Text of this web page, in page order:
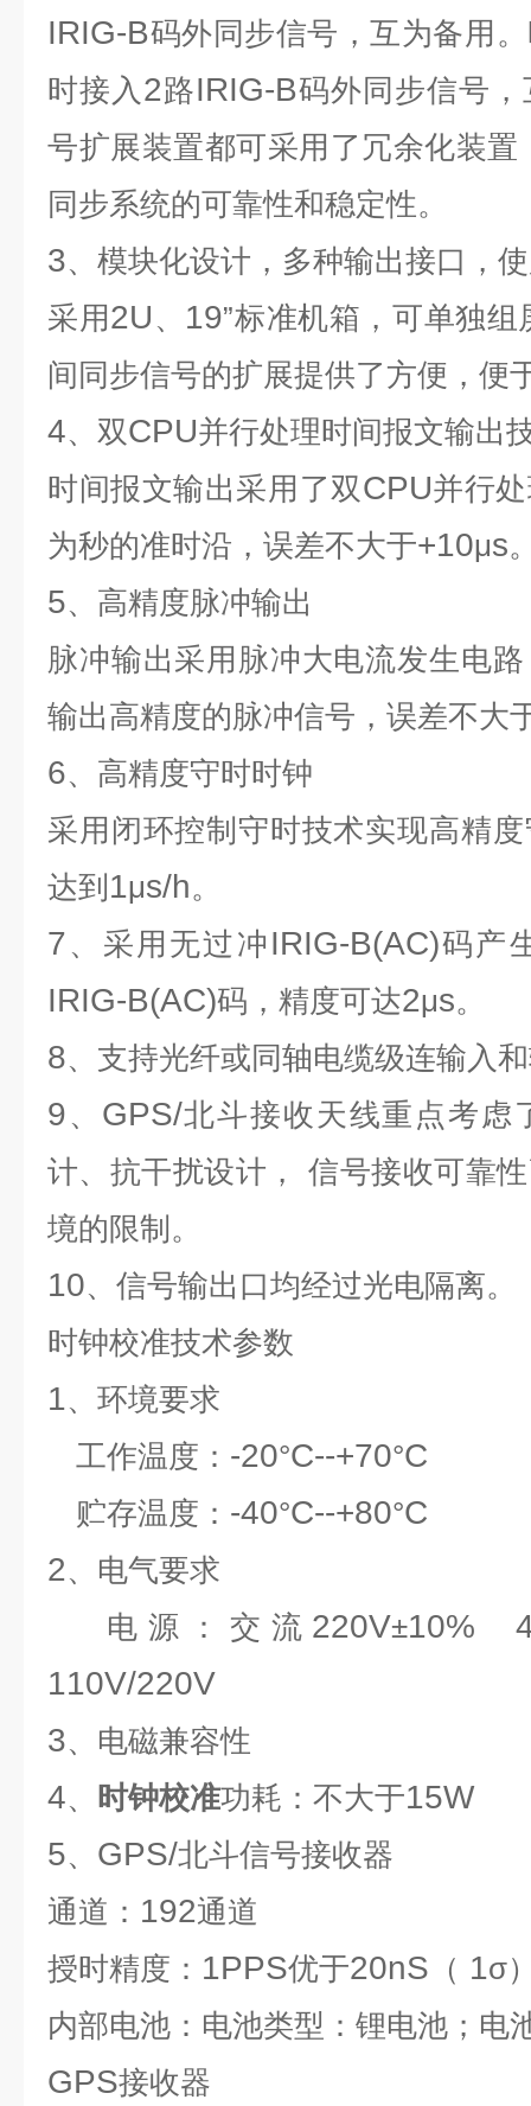
IRIG-B码外同步信号，互为备用
时接入 2路IRIG-B码外同步信号
号扩展装置都可采用了冗余化装置
同步系统的可靠性和稳定性。
3、模块化设计，多种输出接口，
采用2U 、 19”标准机箱，可单独组
间同步信号的扩展提供了方便，便
4、双CPU并行处理时间报文输出
时间报文输出采用了双CPU并行
为秒的准时沿，误差不大于+10μs
5、高精度脉冲输出
脉冲输出采用脉冲大电流发生电
输出高精度的脉冲信号，误差不大
6、高精度守时时钟
采用闭环控制守时技术实现高精
达到 1μs/h。
7 、采用无过冲 IRIG-B(AC)码产
IRIG-B(AC)码，精度可达2μs。
8、支持光纤或同轴电缆级连输入
9 、 GPS/北斗接收天线重点考虑
计、抗干扰设计，
信号接收可靠
境的限制。
10、信号输出口均经过光电隔离。
时钟校准技术参数
1、环境要求
工作温度： -20°C--+70°C
贮存温度： -40°C--+80°C
2、电气要求
电源：交流 220V±10%
110V/220V
3、电磁兼容性
4、 时钟校准功耗：不大于15W
5、 GPS/北斗信号接收器
通道： 192通道
授时精度： 1PPS优于20nS （ 1σ
内部电池：电池类型：锂电池；电
GPS接收器